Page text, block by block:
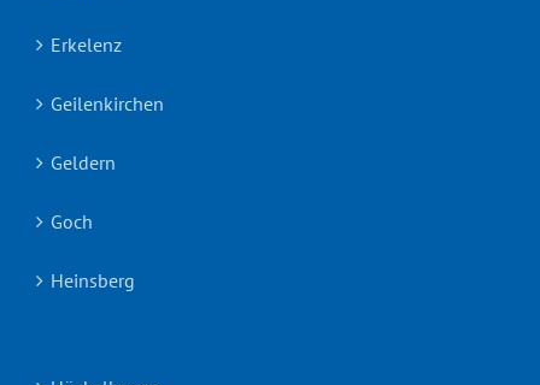
Erkelenz
Geilenkirchen
Geldern
Goch
Heinsberg